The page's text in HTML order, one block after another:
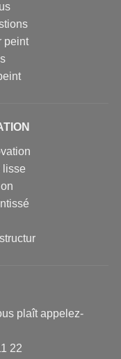
peint
lisse
plaît appelez-
22